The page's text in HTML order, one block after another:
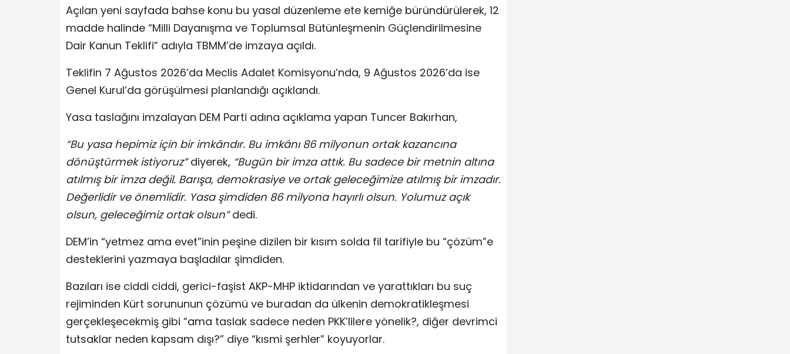
Açılan yeni sayfada bahse konu bu yasal düzenleme ete kemiğe büründürülerek, 12
madde halinde “Milli Dayanışma ve Toplumsal Bütünleşmenin Güçlendirilmesine
Dair Kanun Teklifi” adıyla TBMM’de imzaya açıldı.
Teklifin 7 Ağustos 2026’da Meclis Adalet Komisyonu’nda, 9 Ağustos 2026’da ise
Genel Kurul’da görüşülmesi planlandığı açıklandı.
Yasa taslağını imzalayan DEM Parti adına açıklama yapan Tuncer Bakırhan,
“Bu yasa hepimiz için bir imkândır. Bu imkânı 86 milyonun ortak kazancına
dönüştürmek istiyoruz”diyerek, “Bugün bir imza attık. Bu sadece bir metnin altına
atılmış bir imza değil. Barışa, demokrasiye ve ortak geleceğimize atılmış bir imzadır.
Değerlidir ve önemlidir. Yasa şimdiden 86 milyona hayırlı olsun. Yolumuz açık
olsun, geleceğimiz ortak olsun”dedi.
DEM’in “yetmez ama evet”inin peşine dizilen bir kısım solda fil tarifiyle bu “çözüm”e
desteklerini yazmaya başladılar şimdiden.
Bazıları ise ciddi ciddi, gerici-faşist AKP-MHP iktidarından ve yarattıkları bu suç
rejiminden Kürt sorununun çözümü ve buradan da ülkenin demokratikleşmesi
gerçekleşecekmiş gibi “ama taslak sadece neden PKK’lilere yönelik?, diğer devrimci
tutsaklar neden kapsam dışı?” diye “kısmi şerhler” koyuyorlar.